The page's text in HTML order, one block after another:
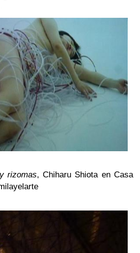
rizomas, Chiharu Shiota en Casa